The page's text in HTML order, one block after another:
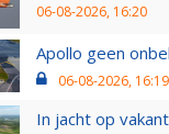
06-08-2026, 16:20
Apollo geen
06-08-2026, 16:19
In jacht op